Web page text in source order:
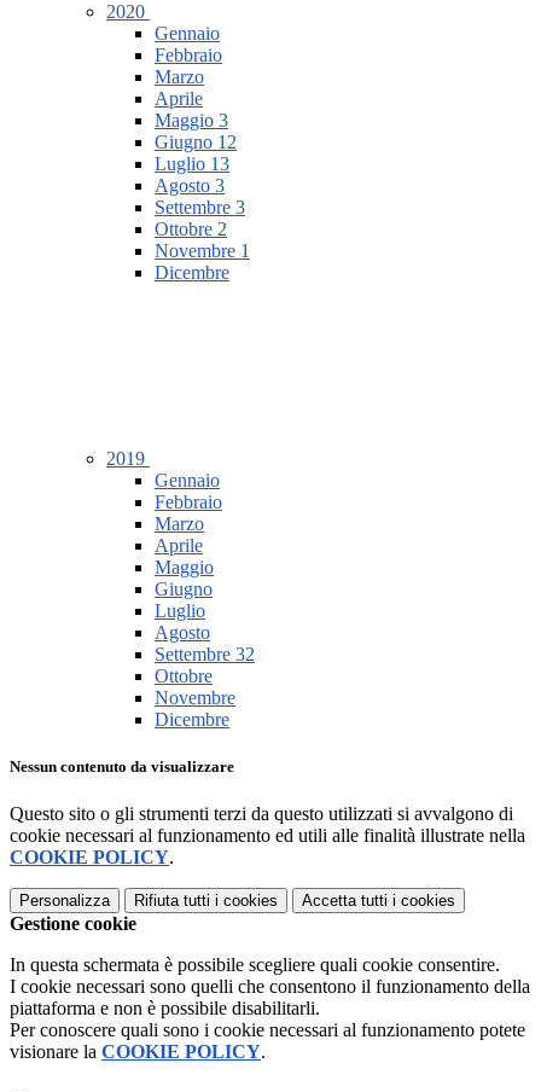
2020
Gennaio
Febbraio
Marzo
Aprile
Maggio 3
Giugno 12
Luglio 13
Agosto 3
Settembre 3
Ottobre 2
Novembre 1
Dicembre
2019
Gennaio
Febbraio
Marzo
Aprile
Maggio
Giugno
Luglio
Agosto
Settembre 32
Ottobre
Novembre
Dicembre
Nessun contenuto da visualizzare
Questo sito o gli strumenti terzi da questo utilizzati si avvalgono di
cookie necessari al funzionamento ed utili alle finalità illustrate nella
COOKIE POLICY.
Personalizza Rifiuta tutti i cookies Accetta tutti i cookies
Gestione cookie
In questa schermata è possibile scegliere quali cookie consentire.
I cookie necessari sono quelli che consentono il funzionamento della
piattaforma e non è possibile disabilitarli.
Per conoscere quali sono i cookie necessari al funzionamento potete
visionare la COOKIE POLICY.